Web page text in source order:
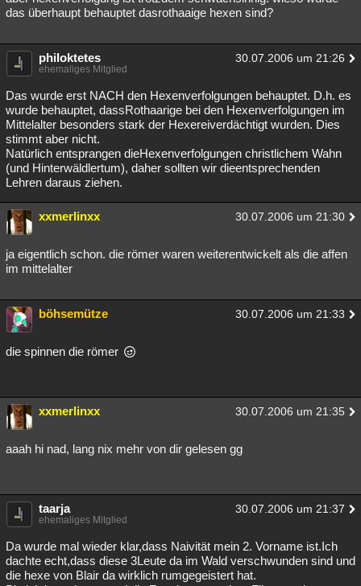
das überhaupt behauptet dasrothaaige hexen sind?
philoktetes 30.07.2006 um 21:26
ehemaliges Mitglied
Das wurde erst NACH den Hexenverfolgungen behauptet. D.h. es
wurde behauptet, dassRothaarige bei den Hexenverfolgungen im
Mittelalter besonders stark der Hexereiverdächtigt wurden. Dies
stimmt aber nicht.
Natürlich entsprangen dieHexenverfolgungen christlichem Wahn
(und Hinterwäldlertum), daher sollten wir dieentsprechenden
Lehren daraus ziehen.
xxmerlinxx 30.07.2006 um 21:30
ja eigentlich schon. die römer waren weiterentwickelt als die affen
im mittelalter
böhsemütze 30.07.2006 um 21:33
die spinnen die römer
xxmerlinxx 30.07.2006 um 21:35
aaah hi nad, lang nix mehr von dir gelesen gg
taarja 30.07.2006 um 21:37
ehemaliges Mitglied
Da wurde mal wieder klar,dass Naivität mein 2. Vorname ist.Ich
dachte echt,dass diese 3Leute da im Wald verschwunden sind und
die hexe von Blair da wirklich rumgegeistert hat.